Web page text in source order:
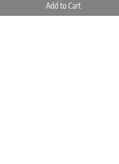
Add to Cart